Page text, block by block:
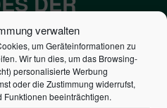
verwalten
um Geräteinformationen zu
Wir tun dies, um das Browsing-
personalisierte Werbung
oder die Zustimmung widerrufst,
Funktionen beeinträchtigen.
€